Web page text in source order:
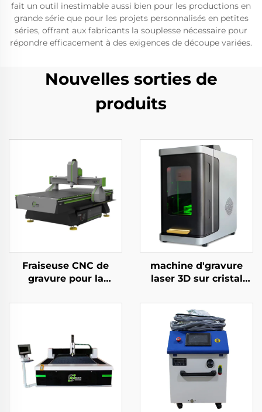
fait un outil inestimable aussi bien pour les productions en
grande série que pour les projets personnalisés en petites
séries, offrant aux fabricants la souplesse nécessaire pour
répondre efficacement à des exigences de découpe variées.
Nouvelles sorties de
produits
Fraiseuse CNC de
gravure pour la
d’acrylique et de MDF
machine d'gravure
laser 3D sur cristal